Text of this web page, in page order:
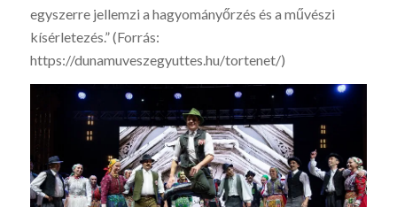
egyszerre jellemzi a hagyományőrzés és a művészi
kísérletezés.” (Forrás:
https://dunamuveszegyuttes.hu/tortenet/)